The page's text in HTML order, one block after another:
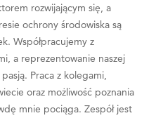
rozwijającym się, a
ochrony środowiska są
Współpracujemy z
a reprezentowanie naszej
Praca z kolegami,
oraz możliwość poznania
mnie pociąga. Zespół jest